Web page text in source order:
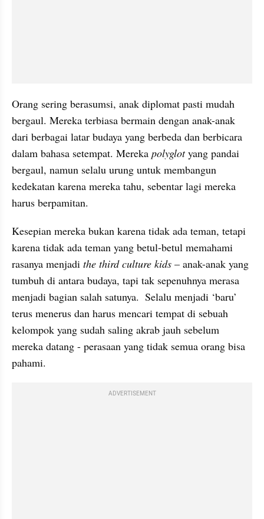
Orang sering berasumsi, anak diplomat pasti mudah
bergaul. Mereka terbiasa bermain dengan anak-anak
dari berbagai latar budaya yang berbeda dan berbicara
dalam bahasa setempat. Mereka polyglot yang pandai
bergaul, namun selalu urung untuk membangun
kedekatan karena mereka tahu, sebentar lagi mereka
harus berpamitan.
Kesepian mereka bukan karena tidak ada teman, tetapi
karena tidak ada teman yang betul-betul memahami
rasanya menjadi the third culture kids – anak-anak yang
tumbuh di antara budaya, tapi tak sepenuhnya merasa
menjadi bagian salah satunya.  Selalu menjadi ‘baru’
terus menerus dan harus mencari tempat di sebuah
kelompok yang sudah saling akrab jauh sebelum
mereka datang - perasaan yang tidak semua orang bisa
pahami.
ADVERTISEMENT